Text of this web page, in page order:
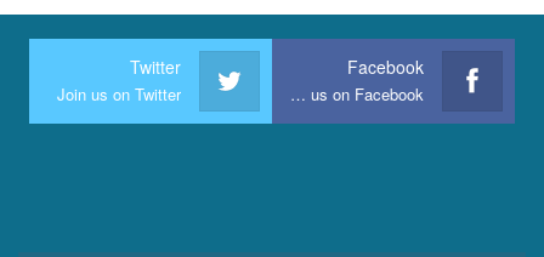
Facebook
Join us on Facebook
Twitter
Join us on Twitter